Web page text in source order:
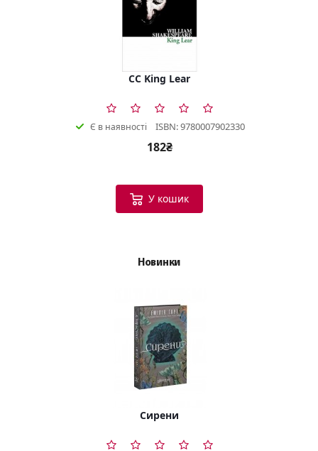
CC King Lear
Є в наявності ISBN: 9780007902330
182₴
У кошик
Новинки
Сирени